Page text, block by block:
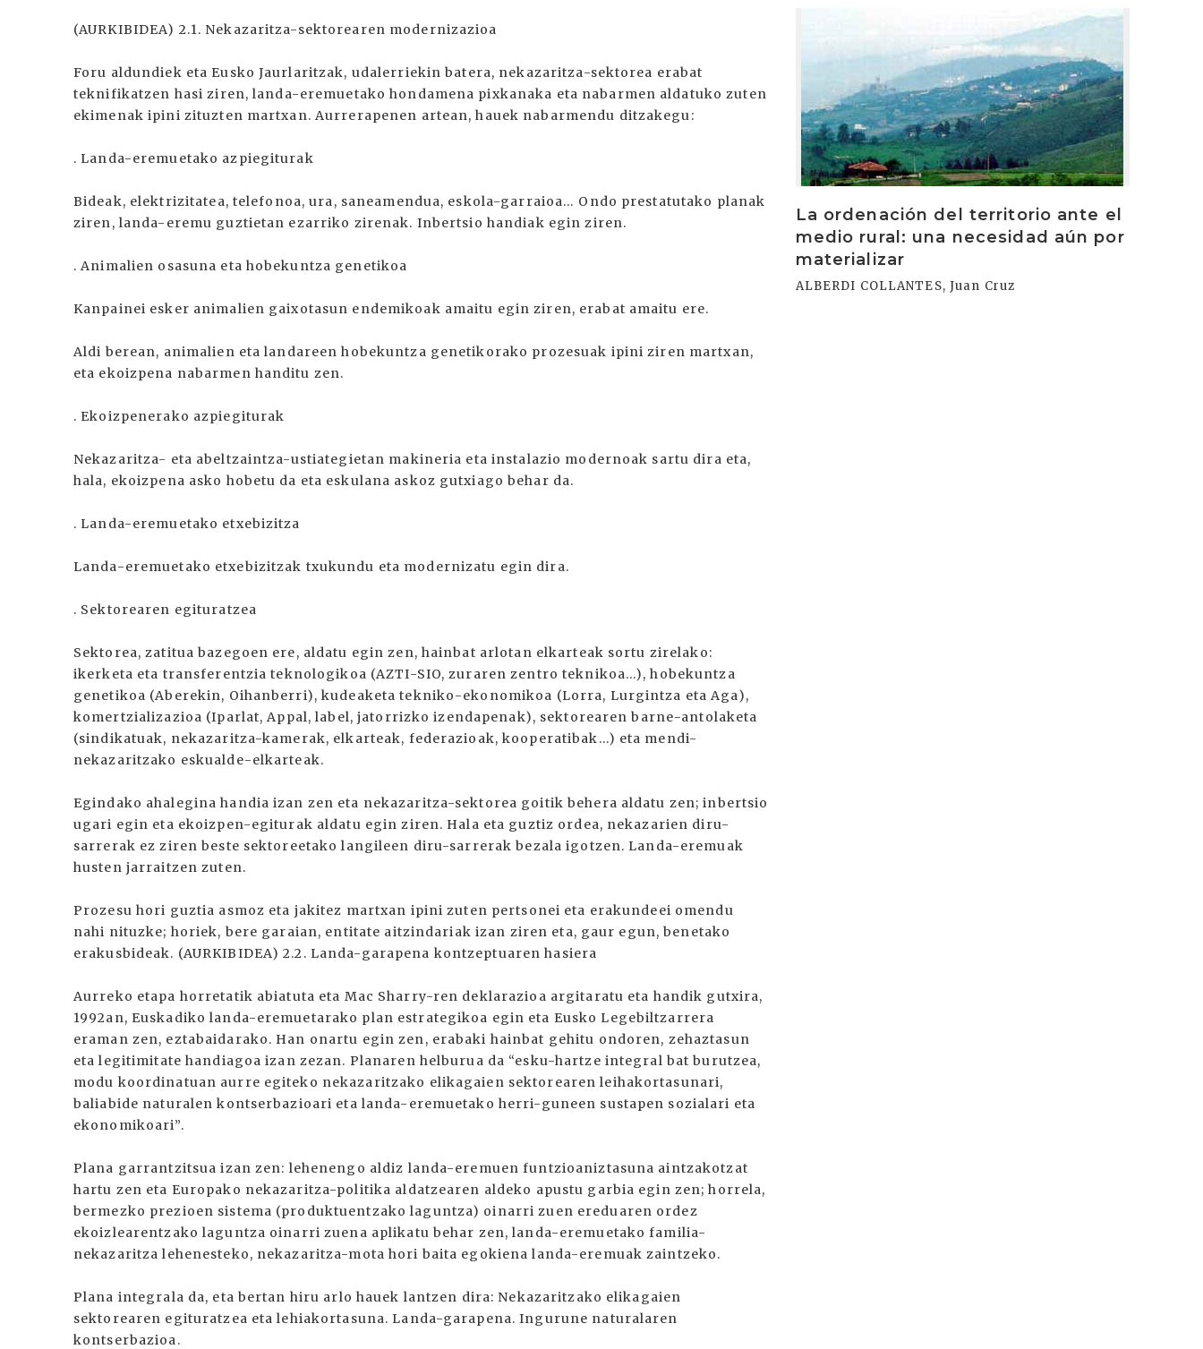
(AURKIBIDEA) 2.1. Nekazaritza-sektorearen modernizazioa
Foru aldundiek eta Eusko Jaurlaritzak, udalerriekin batera, nekazaritza-sektorea erabat
teknifikatzen hasi ziren, landa-eremuetako hondamena pixkanaka eta nabarmen aldatuko zuten
ekimenak ipini zituzten martxan. Aurrerapenen artean, hauek nabarmendu ditzakegu:
. Landa-eremuetako azpiegiturak
Bideak, elektrizitatea, telefonoa, ura, saneamendua, eskola-garraioa… Ondo prestatutako planak
ziren, landa-eremu guztietan ezarriko zirenak. Inbertsio handiak egin ziren.
. Animalien osasuna eta hobekuntza genetikoa
Kanpainei esker animalien gaixotasun endemikoak amaitu egin ziren, erabat amaitu ere.
Aldi berean, animalien eta landareen hobekuntza genetikorako prozesuak ipini ziren martxan,
eta ekoizpena nabarmen handitu zen.
. Ekoizpenerako azpiegiturak
Nekazaritza- eta abeltzaintza-ustiategietan makineria eta instalazio modernoak sartu dira eta,
hala, ekoizpena asko hobetu da eta eskulana askoz gutxiago behar da.
. Landa-eremuetako etxebizitza
Landa-eremuetako etxebizitzak txukundu eta modernizatu egin dira.
. Sektorearen egituratzea
Sektorea, zatitua bazegoen ere, aldatu egin zen, hainbat arlotan elkarteak sortu zirelako:
ikerketa eta transferentzia teknologikoa (AZTI-SIO, zuraren zentro teknikoa…), hobekuntza
genetikoa (Aberekin, Oihanberri), kudeaketa tekniko-ekonomikoa (Lorra, Lurgintza eta Aga),
komertzializazioa (Iparlat, Appal, label, jatorrizko izendapenak), sektorearen barne-antolaketa
(sindikatuak, nekazaritza-kamerak, elkarteak, federazioak, kooperatibak…) eta mendi-
nekazaritzako eskualde-elkarteak.
Egindako ahalegina handia izan zen eta nekazaritza-sektorea goitik behera aldatu zen; inbertsio
ugari egin eta ekoizpen-egiturak aldatu egin ziren. Hala eta guztiz ordea, nekazarien diru-
sarrerak ez ziren beste sektoreetako langileen diru-sarrerak bezala igotzen. Landa-eremuak
husten jarraitzen zuten.
Prozesu hori guztia asmoz eta jakitez martxan ipini zuten pertsonei eta erakundeei omendu
nahi nituzke; horiek, bere garaian, entitate aitzindariak izan ziren eta, gaur egun, benetako
erakusbideak. (AURKIBIDEA) 2.2. Landa-garapena kontzeptuaren hasiera
Aurreko etapa horretatik abiatuta eta Mac Sharry-ren deklarazioa argitaratu eta handik gutxira,
1992an, Euskadiko landa-eremuetarako plan estrategikoa egin eta Eusko Legebiltzarrera
eraman zen, eztabaidarako. Han onartu egin zen, erabaki hainbat gehitu ondoren, zehaztasun
eta legitimitate handiagoa izan zezan. Planaren helburua da “esku-hartze integral bat burutzea,
modu koordinatuan aurre egiteko nekazaritzako elikagaien sektorearen leihakortasunari,
baliabide naturalen kontserbazioari eta landa-eremuetako herri-guneen sustapen sozialari eta
ekonomikoari”.
Plana garrantzitsua izan zen: lehenengo aldiz landa-eremuen funtzioaniztasuna aintzakotzat
hartu zen eta Europako nekazaritza-politika aldatzearen aldeko apustu garbia egin zen; horrela,
bermezko prezioen sistema (produktuentzako laguntza) oinarri zuen ereduaren ordez
ekoizlearentzako laguntza oinarri zuena aplikatu behar zen, landa-eremuetako familia-
nekazaritza lehenesteko, nekazaritza-mota hori baita egokiena landa-eremuak zaintzeko.
Plana integrala da, eta bertan hiru arlo hauek lantzen dira: Nekazaritzako elikagaien
sektorearen egituratzea eta lehiakortasuna. Landa-garapena. Ingurune naturalaren
kontserbazioa.
La ordenación del territorio ante el
medio rural: una necesidad aún por
materializar
ALBERDI COLLANTES, Juan Cruz